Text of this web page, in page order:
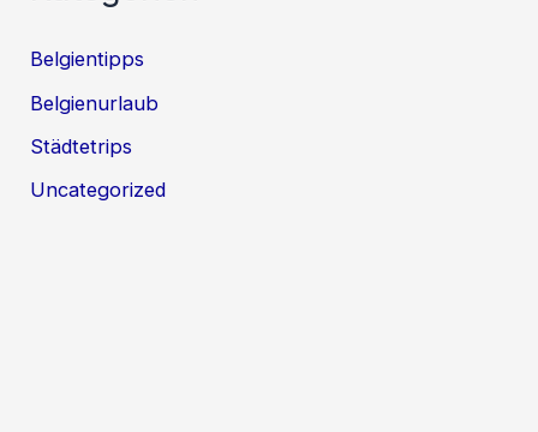
Belgientipps
Belgienurlaub
Städtetrips
Uncategorized